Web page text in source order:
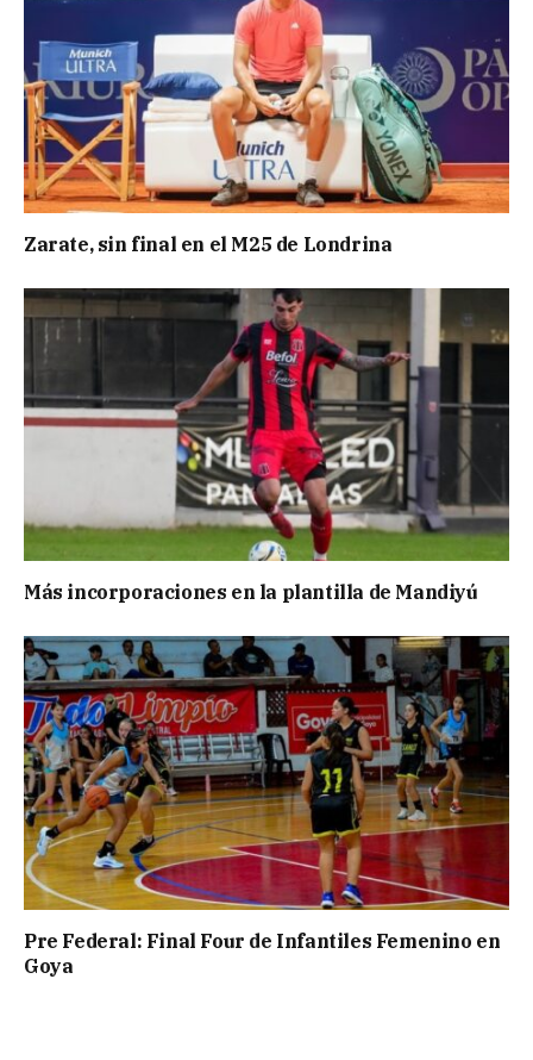
Zarate, sin final en el M25 de Londrina
Más incorporaciones en la plantilla de Mandiyú
Pre Federal: Final Four de Infantiles Femenino en
Goya